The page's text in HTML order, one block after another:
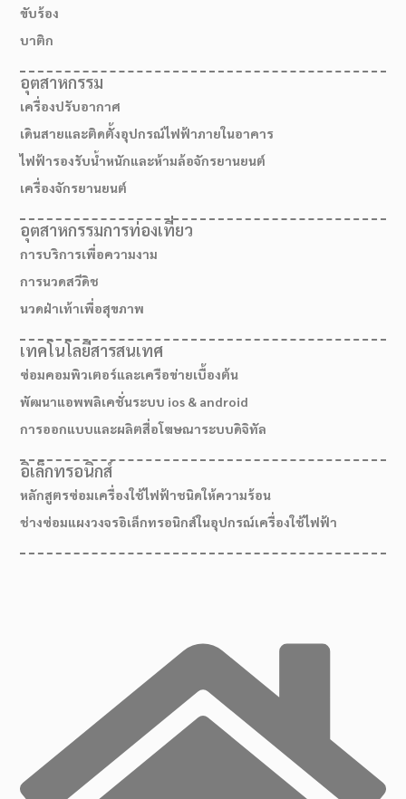
ขับร้อง
บาติก
อุตสาหกรรม
เครื่องปรับอากาศ
เดินสายและติดตั้งอุปกรณ์ไฟฟ้าภายในอาคาร
ไฟฟ้ารองรับน้ำหนักและห้ามล้อจักรยานยนต์
เครื่องจักรยานยนต์
อุตสาหกรรมการท่องเที่ยว
การบริการเพื่อความงาม
การนวดสวีดิช
นวดฝ่าเท้าเพื่อสุขภาพ
เทคโนโลยีสารสนเทศ
ซ่อมคอมพิวเตอร์และเครือข่ายเบื้องต้น
พัฒนาแอพพลิเคชั่นระบบ ios & android
การออกแบบและผลิตสื่อโฆษณาระบบดิจิทัล
อิเล็กทรอนิกส์
หลักสูตรซ่อมเครื่องใช้ไฟฟ้าชนิดให้ความร้อน
ช่างซ่อมแผงวงจรอิเล็กทรอนิกส์ในอุปกรณ์เครื่องใช้ไฟฟ้า